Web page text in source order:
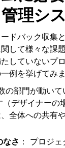
理シ
ドバック収集
して様々な課
していないプ
例を挙げてみま
の部門が動い
デザイナーの
全体への共有
なさ ： プロジ